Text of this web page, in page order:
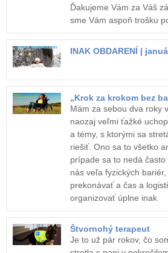
Ďakujeme Vám za Váš
sme Vám aspoň trošku
INAK OBDARENÍ |
„Krok za krokom bez
Mám za sebou dva roky
naozaj veľmi ťažké
a témy, s ktorými sa
riešiť. Ono sa to všetko
prípade sa to nedá
nás veľa fyzických
prekonávať a čas a
organizovať úplne inak
Štvornohý terapeut
Je to už pár rokov, čo